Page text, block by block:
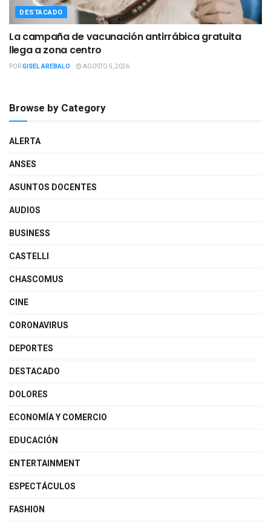
DESTACADO
La campaña de vacunación antirrábica gratuita
llega a zona centro
PORGISEL AREBALO AGOSTO 5, 2026
Browse by Category
ALERTA
ANSES
ASUNTOS DOCENTES
AUDIOS
BUSINESS
CASTELLI
CHASCOMUS
CINE
CORONAVIRUS
DEPORTES
DESTACADO
DOLORES
ECONOMÍA Y COMERCIO
EDUCACIÓN
ENTERTAINMENT
ESPECTÁCULOS
FASHION